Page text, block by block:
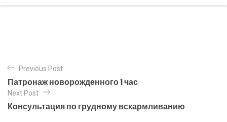
Previous Post
Патронаж новорожденного 1 час
Next Post
Консультация по грудному вскармливанию